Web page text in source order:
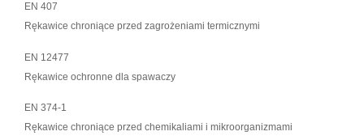
EN 407
Rękawice chroniące przed zagrożeniami termicznymi
EN 12477
Rękawice ochronne dla spawaczy
EN 374-1
Rękawice chroniące przed chemikaliami i mikroorganizmami